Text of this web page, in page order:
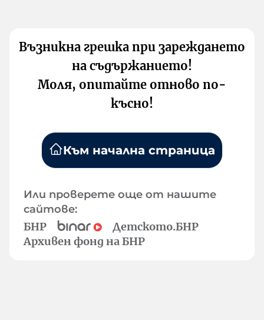
Възникна грешка при зареждането
на съдържанието!
Моля, опитайте отново по-
късно!
Към начална страница
Или проверете още от нашите
сайтове:
БНР
Детското.БНР
Архивен фонд на БНР